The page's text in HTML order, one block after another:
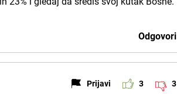
Odgovori
Prijavi 3 3